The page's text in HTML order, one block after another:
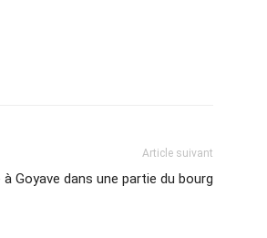
Article suivant
à Goyave dans une partie du bourg